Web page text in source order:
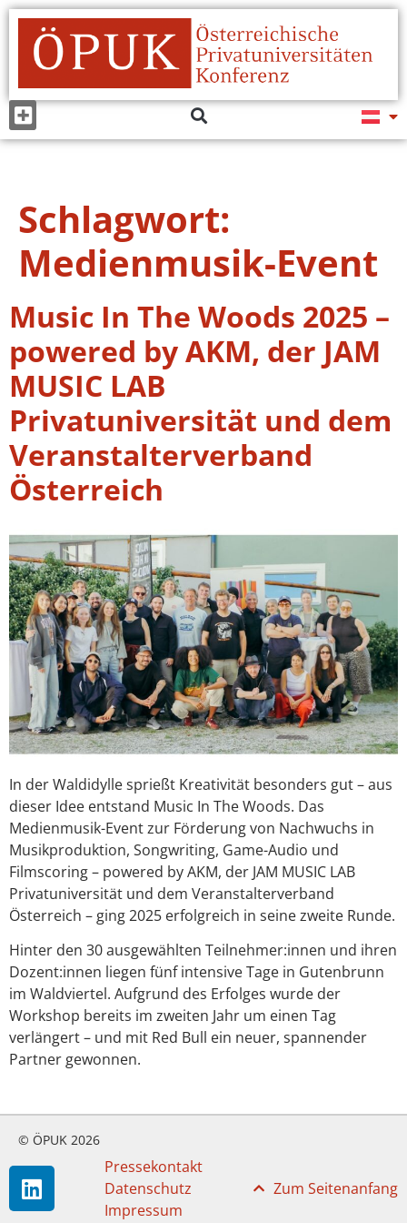
Schlagwort:
Medienmusik-Event
Music In The Woods 2025 –
powered by AKM, der JAM
MUSIC LAB
Privatuniversität und dem
Veranstalterverband
Österreich
In der Waldidylle sprießt Kreativität besonders gut – aus
dieser Idee entstand Music In The Woods. Das
Medienmusik-Event zur Förderung von Nachwuchs in
Musikproduktion, Songwriting, Game-Audio und
Filmscoring – powered by AKM, der JAM MUSIC LAB
Privatuniversität und dem Veranstalterverband
Österreich – ging 2025 erfolgreich in seine zweite Runde.
Hinter den 30 ausgewählten Teilnehmer:innen und ihren
Dozent:innen liegen fünf intensive Tage in Gutenbrunn
im Waldviertel. Aufgrund des Erfolges wurde der
Workshop bereits im zweiten Jahr um einen Tag
verlängert – und mit Red Bull ein neuer, spannender
Partner gewonnen.
© ÖPUK 2026
Pressekontakt
Datenschutz
Impressum
Zum Seitenanfang